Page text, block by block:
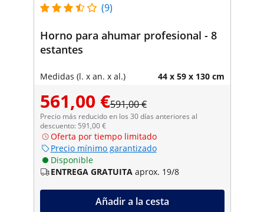
(9)
Horno para ahumar profesional - 8
estantes
Medidas (l. x an. x al.) 44 x 59 x 130 cm
561,00 €591,00 €
Precio más reducido en los 30 días anteriores al
descuento: 591,00 €
Oferta por tiempo limitado
Precio mínimo garantizado
Disponible
ENTREGA GRATUITA aprox. 19/8
Añadir a la cesta